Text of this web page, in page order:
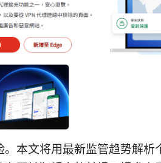
本文将用最新监管趋势解析